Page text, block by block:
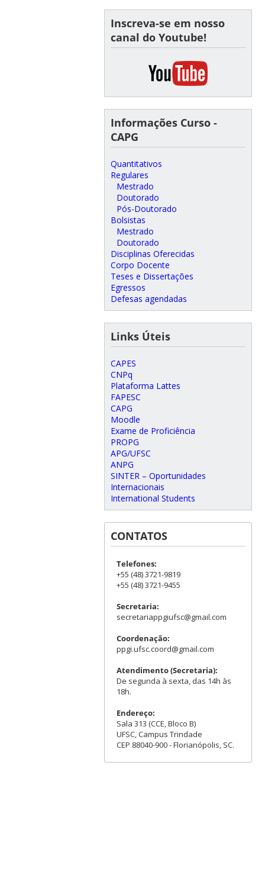
Inscreva-se em nosso
canal do Youtube!
Informações Curso -
CAPG
Quantitativos
Regulares
Mestrado
Doutorado
Pós-Doutorado
Bolsistas
Mestrado
Doutorado
Disciplinas Oferecidas
Corpo Docente
Teses e Dissertações
Egressos
Defesas agendadas
Links Úteis
CAPES
CNPq
Plataforma Lattes
FAPESC
CAPG
Moodle
Exame de Proficiência
PROPG
APG/UFSC
ANPG
SINTER – Oportunidades
Internacionais
International Students
CONTATOS
Telefones:
+55 (48) 3721-9819
+55 (48) 3721-9455
Secretaria:
secretariappgiufsc@gmail.com
Coordenação:
ppgi.ufsc.coord@gmail.com
Atendimento (Secretaria):
De segunda à sexta, das 14h às
18h.
Endereço:
Sala 313 (CCE, Bloco B)
UFSC, Campus Trindade
CEP 88040-900 - Florianópolis, SC.